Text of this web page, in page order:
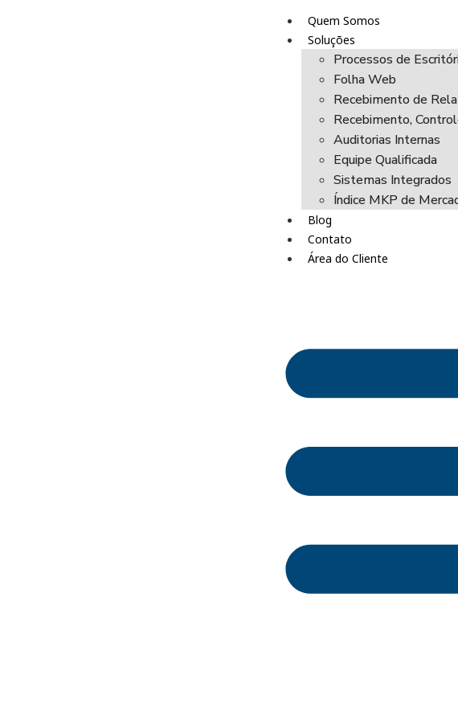
Quem Somos
Soluções
Processos de
Folha Web
Recebimento de
Recebimento,
Auditorias Internas
Equipe Qualificada
Sistemas Integrados
Índice MKP de
Blog
Contato
Área do Cliente